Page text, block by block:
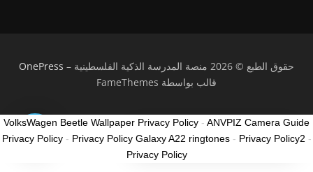
حقوق الطبع © 2026 منصة المدرسة الذكية الفلسطينية –
OnePress
قالب بواسطة FameThemes
How can I help you? كيف ممكن نساعدك؟
VolksWagen Beetle Wallpaper Privacy Policy - ANVPIZ Camera Guide
Privacy Policy- Privacy Policy Galaxy A22 ringtones- Privacy Policy2 -
Privacy Policy